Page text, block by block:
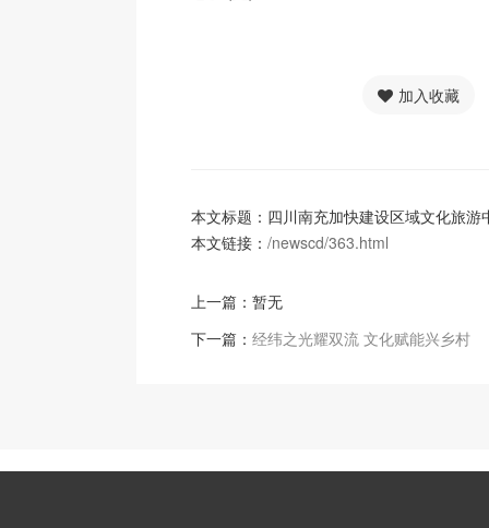
加入收藏
本文标题：四川南充加快建设区域文化旅游
本文链接： /newscd/363.html
上一篇：暂无
下一篇： 经纬之光耀双流 文化赋能兴乡村